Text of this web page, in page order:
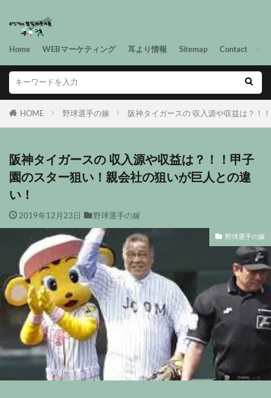
Home WEBマーケティング 耳より情報 Sitemap Contact
HOME 野球選手の嫁 阪神タイガースの 収入源や収益は？！
阪神タイガースの 収入源や収益は？！！甲子
園のスター狙い！親会社の狙いが巨人との違
い！
2019年12月23日 野球選手の嫁
野球選手の嫁